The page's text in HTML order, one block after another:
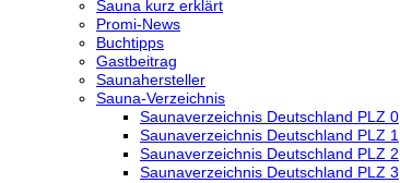
Sauna kurz erklärt
Promi-News
Buchtipps
Gastbeitrag
Saunahersteller
Sauna-Verzeichnis
Saunaverzeichnis Deutschland PLZ 0
Saunaverzeichnis Deutschland PLZ 1
Saunaverzeichnis Deutschland PLZ 2
Saunaverzeichnis Deutschland PLZ 3